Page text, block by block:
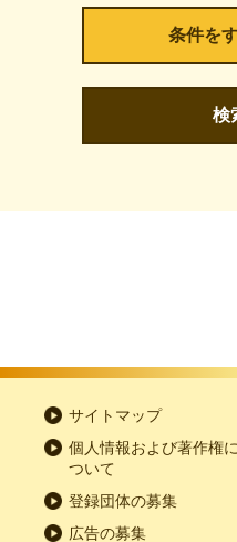
検
サイトマップ
個人情報および著作権に
ついて
登録団体の募集
広告の募集